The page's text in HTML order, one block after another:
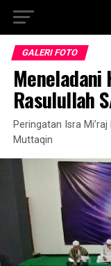
GALERI FOTO
Meneladani
Rasulullah
Peringatan Isra
Muttaqin